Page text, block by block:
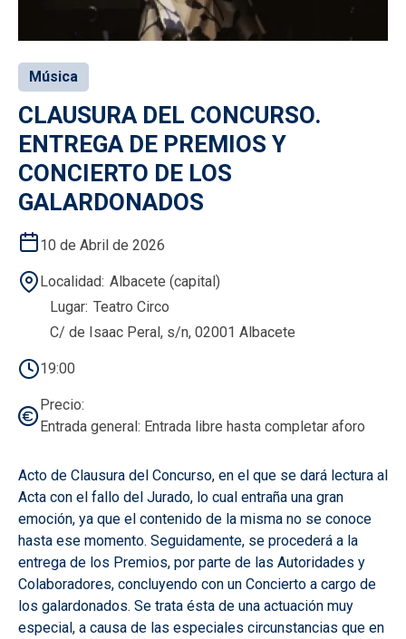
Música
CLAUSURA DEL CONCURSO.
ENTREGA DE PREMIOS Y
CONCIERTO DE LOS
GALARDONADOS
10 de Abril de 2026
Localidad Albacete (capital)
Lugar Teatro Circo
C/ de Isaac Peral, s/n, 02001 Albacete
19:00
Precio
Entrada general: Entrada libre hasta completar aforo
Acto de Clausura del Concurso, en el que se dará lectura al
Acta con el fallo del Jurado, lo cual entraña una gran
emoción, ya que el contenido de la misma no se conoce
hasta ese momento. Seguidamente, se procederá a la
entrega de los Premios, por parte de las Autoridades y
Colaboradores, concluyendo con un Concierto a cargo de
los galardonados. Se trata ésta de una actuación muy
especial, a causa de las especiales circunstancias que en